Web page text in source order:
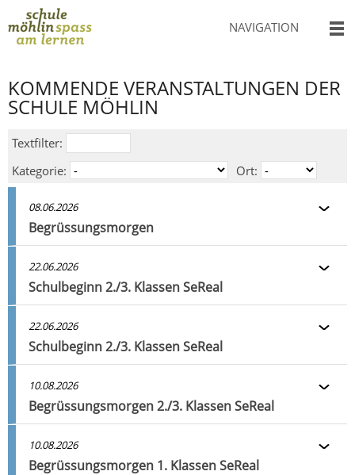
NAVIGATION
KOMMENDE VERANSTALTUNGEN DER
SCHULE MÖHLIN
Textfilter:
Kategorie:
Ort:
08.06.2026
Begrüssungsmorgen
22.06.2026
Schulbeginn 2./3. Klassen SeReal
22.06.2026
Schulbeginn 2./3. Klassen SeReal
10.08.2026
Begrüssungsmorgen 2./3. Klassen SeReal
10.08.2026
Begrüssungsmorgen 1. Klassen SeReal